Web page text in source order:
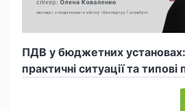
ПДВ у бюджетних
практичні ситуації та